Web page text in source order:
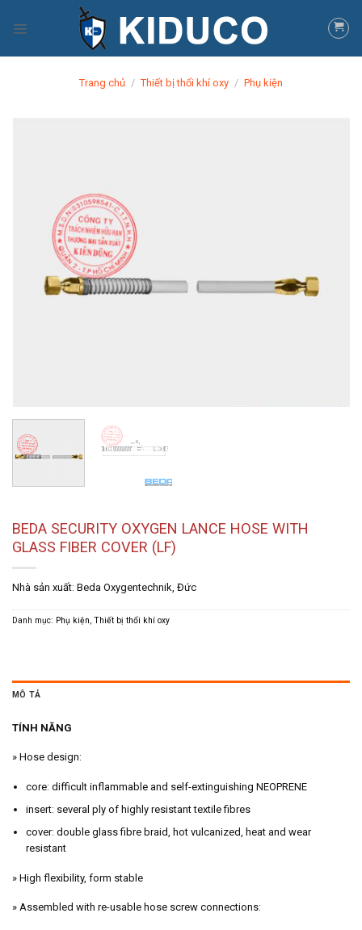
Trang chủ / Thiết bị thổi khí oxy / Phụ kiện
BEDA SECURITY OXYGEN LANCE HOSE WITH
GLASS FIBER COVER (LF)
Nhà sản xuất: Beda Oxygentechnik, Đức
Danh mục: Phụ kiện, Thiết bị thổi khí oxy
MÔ TẢ
TÍNH NĂNG
» Hose design:
core: difficult inflammable and self-extinguishing NEOPRENE
insert: several ply of highly resistant textile fibres
cover: double glass fibre braid, hot vulcanized, heat and wear
resistant
» High flexibility, form stable
» Assembled with re-usable hose screw connections: